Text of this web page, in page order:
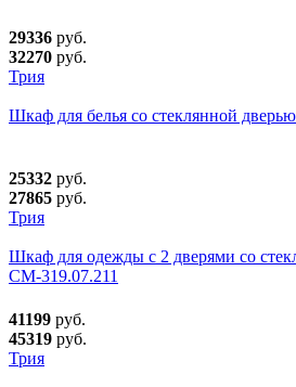
29336 руб.
32270 руб.
Трия
Шкаф для белья со стеклянной
25332 руб.
27865 руб.
Трия
Шкаф для одежды с 2 дверями со
СМ-319.07.211
41199 руб.
45319 руб.
Трия